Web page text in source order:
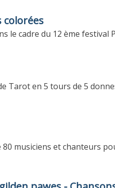
colorées
le cadre du 12 ème festival
Tarot en 5 tours de 5
80 musiciens et chanteurs